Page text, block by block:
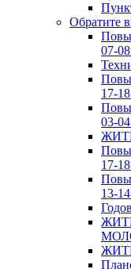
Обратите
07-
17-
03-
17-
13-